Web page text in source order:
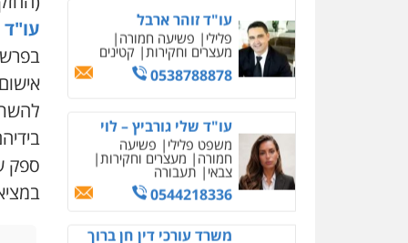
וחקירות
0505078733
פלילי אסירים תעבורה
מרב"ד
0547556464
פלילי פשיעה חמורה
עו"ד
ספק